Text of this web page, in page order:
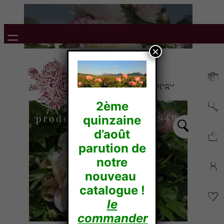
Accueil/Itoh Hybrides/ CALLIES MEMORY
2ème
quinzaine
d’août
parution de
notre
nouveau
catalogue !
le
commander
×